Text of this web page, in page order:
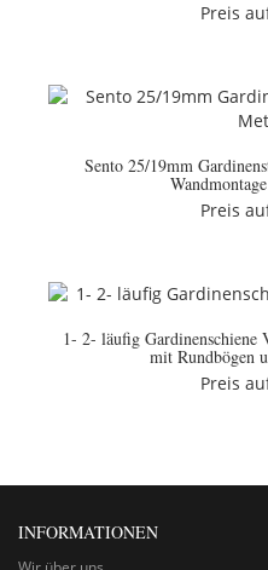
Preis
Sento 25/19mm
Preis
1- 2- läufig Gardinenschiene
mit Rundbögen
Preis
INFORMATIONEN